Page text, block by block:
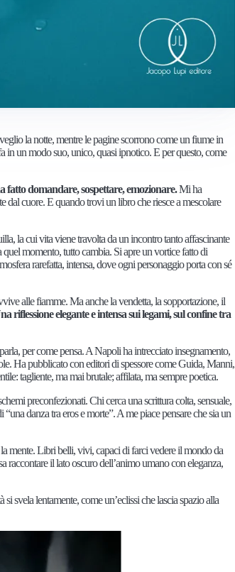
la notte, mentre le pagine scorrono come un fiume in
in un modo suo, unico, quasi ipnotico. E per questo, come
fatto domandare, sospettare, emozionare.Mi ha
dal cuore. E quando trovi un libro che riesce a mescolare
la cui vita viene travolta da un incontro tanto affascinante
momento, tutto cambia. Si apre un vortice fatto di
rarefatta, intensa, dove ogni personaggio porta con sé
alle fiamme. Ma anche la vendetta, la sopportazione, il
riflessione elegante e intensa sui legami, sul confine tra
per come pensa. A Napoli ha intrecciato insegnamento,
Ha pubblicato con editori di spessore come Guida, Manni,
tagliente, ma mai brutale; affilata, ma sempre poetica.
preconfezionati. Chi cerca una scrittura colta, sensuale,
danza tra eros e morte”. A me piace pensare che sia un
mente. Libri belli, vivi, capaci di farci vedere il mondo da
raccontare il lato oscuro dell’animo umano con eleganza,
svela lentamente, come un’eclissi che lascia spazio alla